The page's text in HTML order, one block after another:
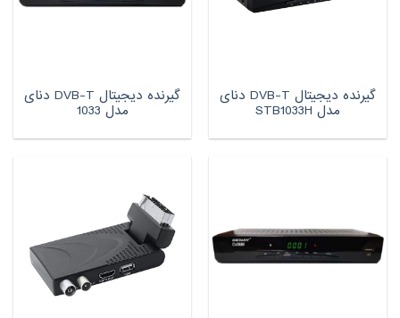
گیرنده دیجیتال DVB-T دنای
مدل STB1033H
گیرنده دیجیتال DVB-T دنای
مدل 1033